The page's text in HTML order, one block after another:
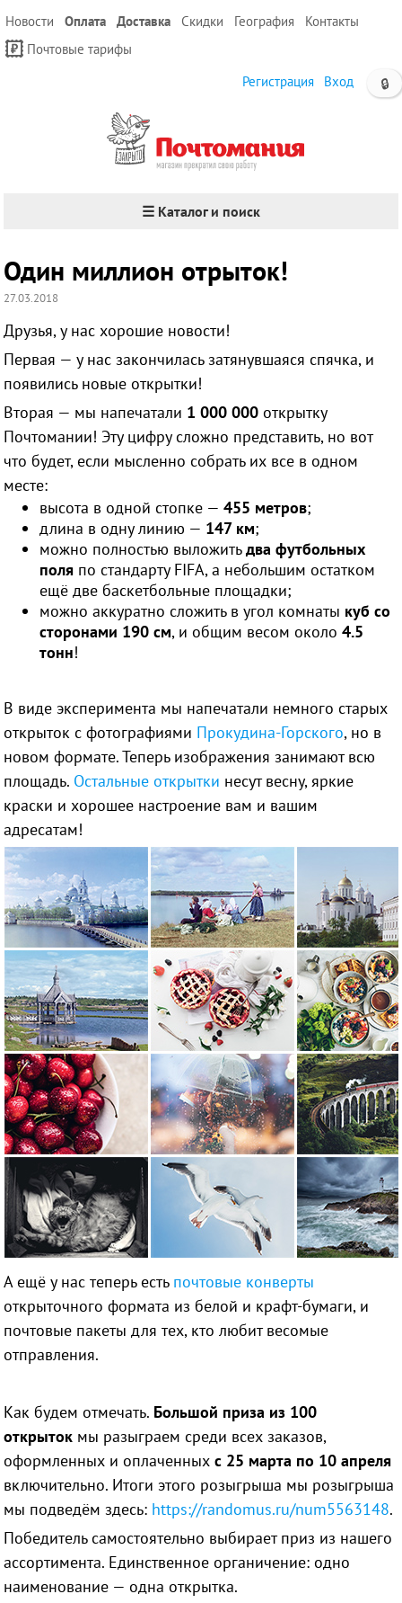
Новости Оплата Доставка Скидки География
Контакты
Почтовые тарифы
🔒
Регистрация Вход
☰ Каталог и поиск
Один миллион отрыток!
27.03.2018
Друзья, у нас хорошие новости!
Первая — у нас закончилась затянувшаяся спячка, и
появились новые открытки!
Вторая — мы напечатали 1 000 000 открытку
Почтомании! Эту цифру сложно представить, но вот
что будет, если мысленно собрать их все в одном
месте:
высота в одной стопке —455 метров;
длина в одну линию — 147 км;
можно полностью выложитьдва футбольных
поля по стандарту FIFA, а небольшим остатком
ещё две баскетбольные площадки;
можно аккуратно сложить в угол комнаты куб со
сторонами 190 см, и общим весом около4.5
тонн!
В виде эксперимента мы напечатали немного старых
открыток с фотографиями Прокудина-Горского, но в
новом формате. Теперь изображения занимают всю
площадь. Остальные открытки несут весну, яркие
краски и хорошее настроение вам и вашим
адресатам!
А ещё у нас теперь есть почтовые конверты
открыточного формата из белой и крафт-бумаги, и
почтовые пакеты для тех, кто любит весомые
отправления.
Как будем отмечать. Большой приза из 100
открыток мы разыграем среди всех заказов,
оформленных и оплаченныхс 25 марта по 10 апреля
включительно. Итоги этого розыгрыша мы розыгрыша
мы подведём здесь: https://randomus.ru/num5563148.
Победитель самостоятельно выбирает приз из нашего
ассортимента. Единственное органичение: одно
наименование — одна открытка.